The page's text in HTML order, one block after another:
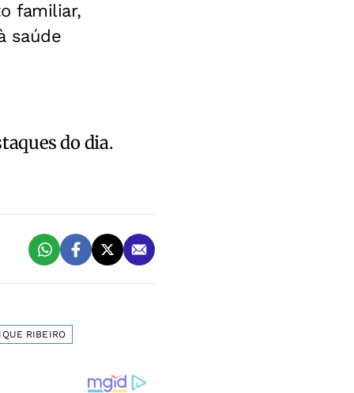
familiar,
saúde
do dia.
RIBEIRO